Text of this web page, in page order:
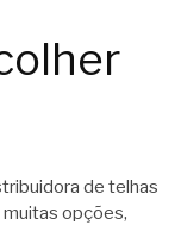
de telhas
opções,